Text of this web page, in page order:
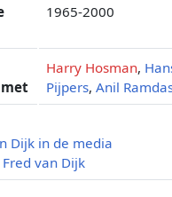
1965-2000
Harry Hosman,
Pijpers,Anil
Dijk in de media
van Dijk